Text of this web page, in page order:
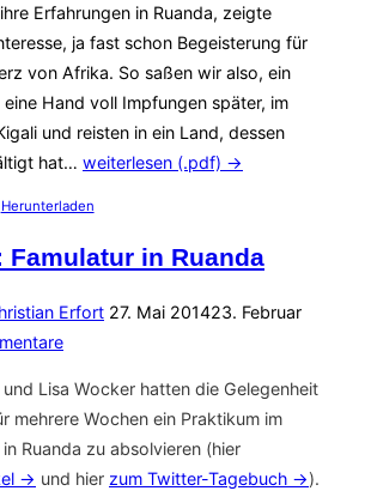
Erfahrungen in Ruanda, zeigte
ja fast schon Begeisterung für
von Afrika. So saßen wir also, ein
Hand voll Impfungen später, im
und reisten in ein Land, dessen
hat… weiterlesen (.pdf) →
Herunterladen
Famulatur in Ruanda
ErfortVeröffentlicht
27. Mai 201423. Februar
und Lisa Wocker hatten die Gelegenheit
mehrere Wochen ein Praktikum im
Ruanda zu absolvieren (hier
→ und hier zum Twitter-Tagebuch →).